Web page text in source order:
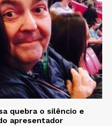
quebra o silêncio e
apresentador